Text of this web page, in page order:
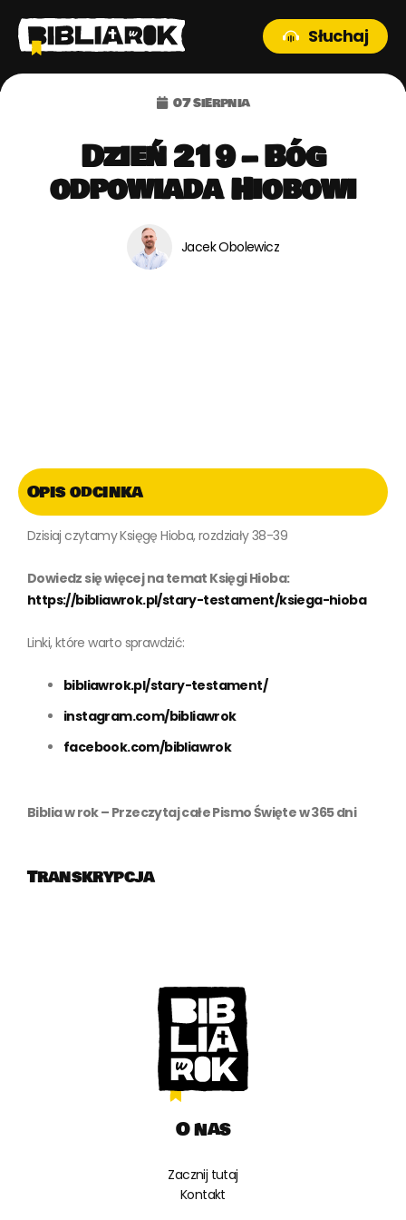
Słuchaj
07 sierpnia
Dzień 219 – Bóg
odpowiada Hiobowi
Jacek Obolewicz
Opis odcinka
Dzisiaj czytamy Księgę Hioba, rozdziały 38-39
Dowiedz się więcej na temat Księgi Hioba:
https://bibliawrok.pl/stary-testament/ksiega-hioba
Linki, które warto sprawdzić:
bibliawrok.pl/stary-testament/
instagram.com/bibliawrok
facebook.com/bibliawrok
Biblia w rok – Przeczytaj całe Pismo Święte w 365 dni
Transkrypcja
O nas
Zacznij tutaj
Kontakt